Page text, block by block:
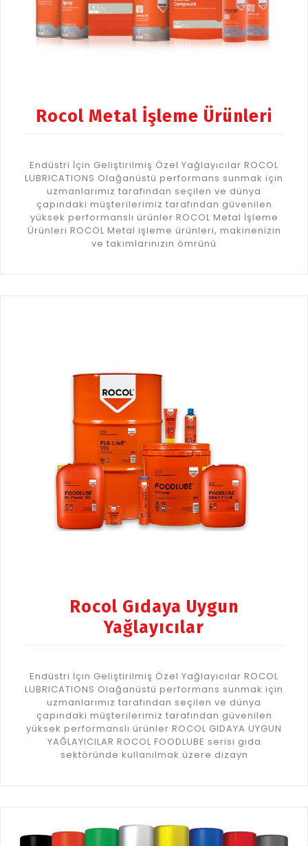
Rocol Metal İşleme Ürünleri
Endüstri İçin Geliştirilmiş Özel Yağlayıcılar ROCOL
LUBRICATIONS Olağanüstü performans sunmak için
uzmanlarımız tarafından seçilen ve dünya
çapındaki müşterilerimiz tarafından güvenilen
yüksek performanslı ürünler ROCOL Metal İşleme
Ürünleri ROCOL Metal işleme ürünleri, makinenizin
ve takımlarınızın ömrünü
Rocol Gıdaya Uygun
Yağlayıcılar
Endüstri İçin Geliştirilmiş Özel Yağlayıcılar ROCOL
LUBRICATIONS Olağanüstü performans sunmak için
uzmanlarımız tarafından seçilen ve dünya
çapındaki müşterilerimiz tarafından güvenilen
yüksek performanslı ürünler ROCOL GIDAYA UYGUN
YAĞLAYICILAR ROCOL FOODLUBE serisi gıda
sektöründe kullanılmak üzere dizayn